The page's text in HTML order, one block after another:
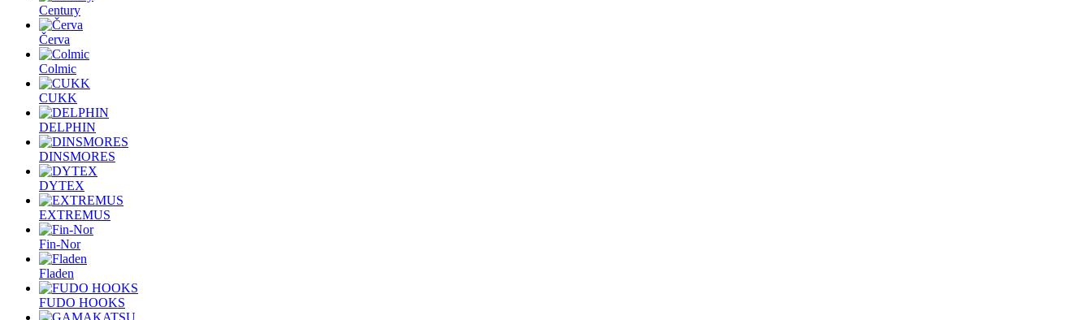
Century
Červa
Colmic
CUKK
DELPHIN
DINSMORES
DYTEX
EXTREMUS
Fin-Nor
Fladen
FUDO HOOKS